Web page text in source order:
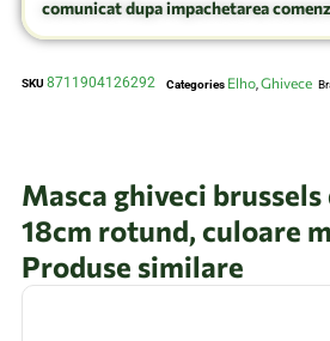
comunicat dupa impachetarea
SKU 8711904126292 Categories Elho Ghivece
Masca ghiveci
18cm rotund, culoare
Produse similare